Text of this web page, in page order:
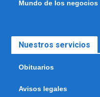
Mundo de los negocios
Nuestros servicios
Obituarios
Avisos legales